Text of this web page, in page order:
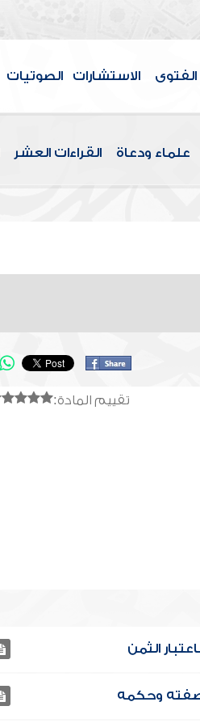
الفتوى الاستشارات الصوتيات
علماء ودعاة القراءات العشر
تقييم المادة: